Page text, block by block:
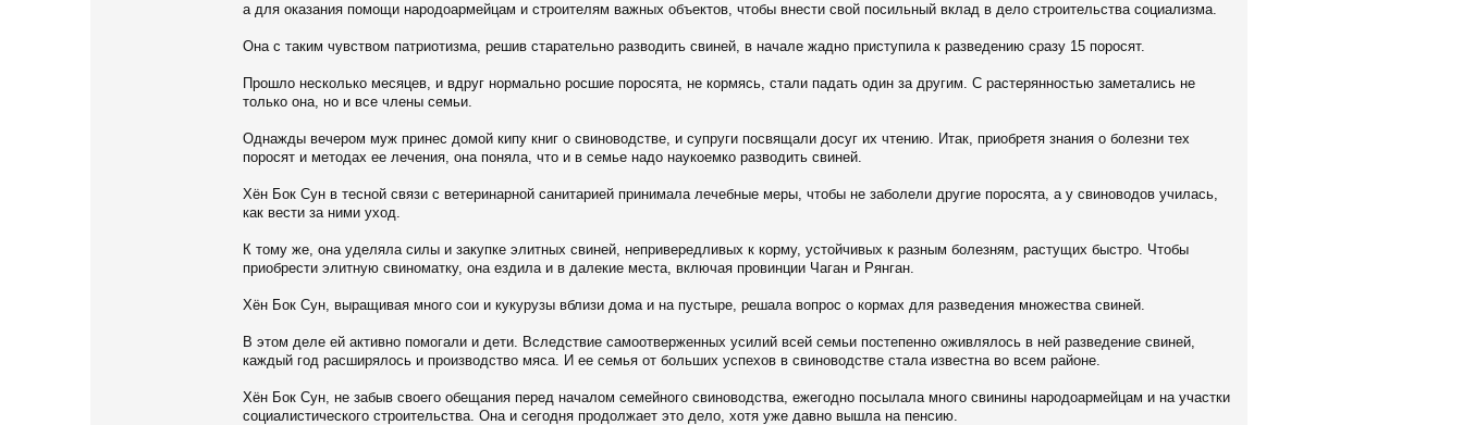
а для оказания помощи народоармейцам и строителям важных объектов, чтобы внести свой посильный вклад в дело строительства социализма.
Она с таким чувством патриотизма, решив старательно разводить свиней, в начале жадно приступила к разведению сразу 15 поросят.
Прошло несколько месяцев, и вдруг нормально росшие поросята, не кормясь, стали падать один за другим. С растерянностью заметались не
только она, но и все члены семьи.
Однажды вечером муж принес домой кипу книг о свиноводстве, и супруги посвящали досуг их чтению. Итак, приобретя знания о болезни тех
поросят и методах ее лечения, она поняла, что и в семье надо наукоемко разводить свиней.
Хён Бок Сун в тесной связи с ветеринарной санитарией принимала лечебные меры, чтобы не заболели другие поросята, а у свиноводов училась,
как вести за ними уход.
К тому же, она уделяла силы и закупке элитных свиней, непривередливых к корму, устойчивых к разным болезням, растущих быстро. Чтобы
приобрести элитную свиноматку, она ездила и в далекие места, включая провинции Чаган и Рянган.
Хён Бок Сун, выращивая много сои и кукурузы вблизи дома и на пустыре, решала вопрос о кормах для разведения множества свиней.
В этом деле ей активно помогали и дети. Вследствие самоотверженных усилий всей семьи постепенно оживлялось в ней разведение свиней,
каждый год расширялось и производство мяса. И ее семья от больших успехов в свиноводстве стала известна во всем районе.
Хён Бок Сун, не забыв своего обещания перед началом семейного свиноводства, ежегодно посылала много свинины народоармейцам и на участки
социалистического строительства. Она и сегодня продолжает это дело, хотя уже давно вышла на пенсию.